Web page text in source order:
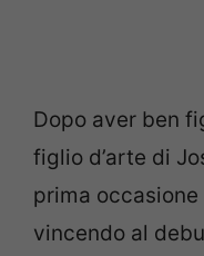
Dopo aver ben
figlio d’arte di
prima
vincendo al